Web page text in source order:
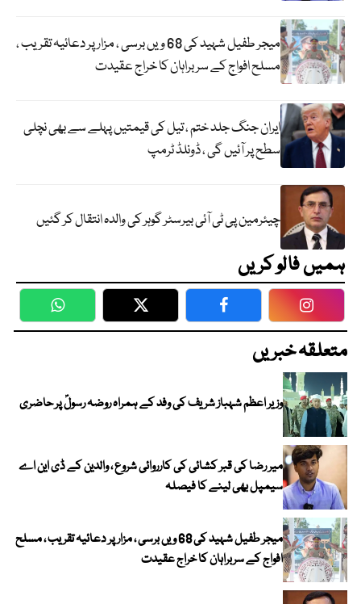
میجر طفیل شہید کی 68 ویں برسی ، مزار پر دعائیہ تقریب ،
مسلح افواج کے سربراہان کا خراج عقیدت
ایران جنگ جلد ختم ، تیل کی قیمتیں پہلے سے بھی نچلی
سطح پر آئیں گی ، ڈونلڈ ٹرمپ
چیئرمین پی ٹی آئی بیرسٹر گوہر کی والدہ انتقال کر گئیں
ہمیں فالو کریں
WhatsApp Twitter Facebook
متعلقہ خبریں
وزیر اعظم شہباز شریف کی وفد کے ہمراہ روضہ رسولؐ پر حاضری
میر رضا کی قبر کشائی کی کارروائی شروع ، والدین کے ڈی این اے
سیمپل بھی لینے کا فیصلہ
میجر طفیل شہید کی 68 ویں برسی ، مزار پر دعائیہ تقریب ، مسلح
افواج کے سربراہان کا خراج عقیدت